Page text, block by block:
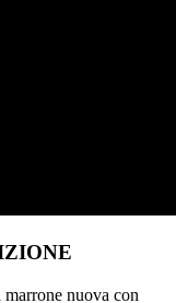
nuova con